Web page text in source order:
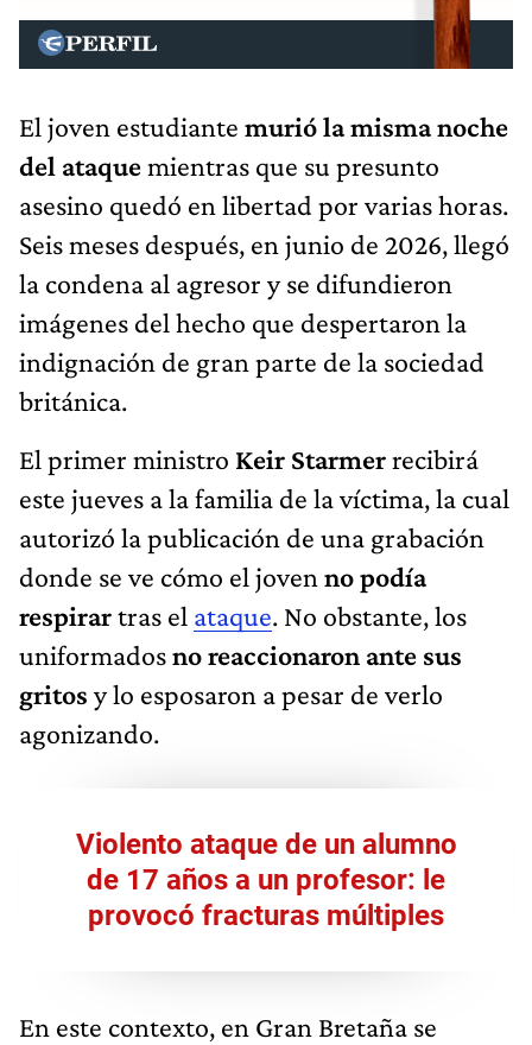
El joven estudiante murió la misma noche
del ataquemientras que su presunto
asesino quedó en libertad por varias horas.
Seis meses después, en junio de 2026, llegó
la condena al agresor y se difundieron
imágenes del hecho que despertaron la
indignación de gran parte de la sociedad
británica.
El primer ministro Keir Starmerrecibirá
este jueves a la familia de la víctima, la cual
autorizó la publicación de una grabación
donde se ve cómo el joven no podía
respirartras el ataque. No obstante, los
uniformadosno reaccionaron ante sus
gritos y lo esposaron a pesar de verlo
agonizando.
Violento ataque de un alumno
de 17 años a un profesor: le
provocó fracturas múltiples
En este contexto, en Gran Bretaña se